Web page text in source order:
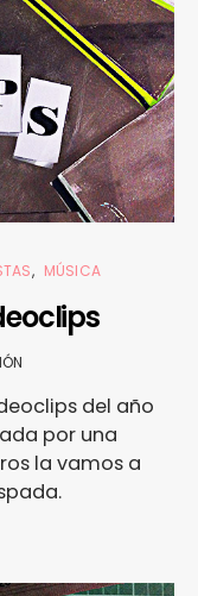
MÚSICA
del año
por una
la vamos a